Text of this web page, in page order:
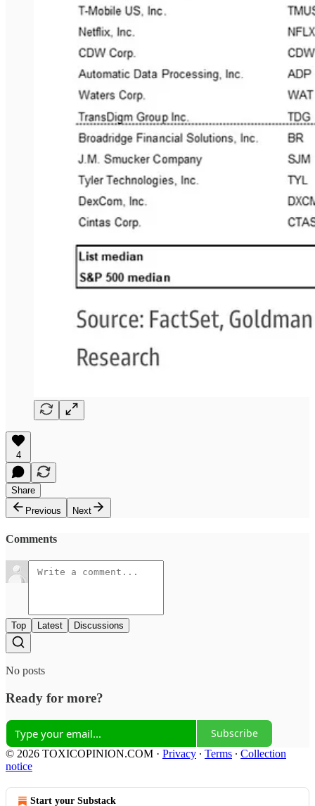
4
Share
Previous
Next
Comments
Top Latest Discussions
No posts
Ready for more?
Subscribe
© 2026 TOXICOPINION.COM · Privacy ∙ Terms ∙ Collection
notice
Start your Substack